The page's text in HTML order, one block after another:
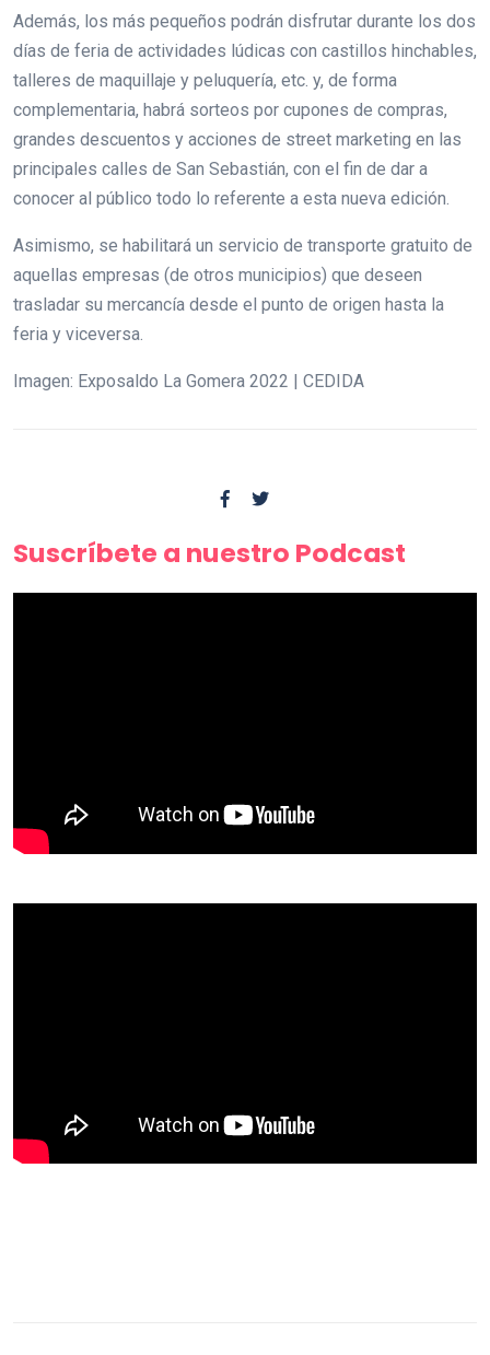
Además, los más pequeños podrán disfrutar durante los dos
días de feria de actividades lúdicas con castillos hinchables,
talleres de maquillaje y peluquería, etc. y, de forma
complementaria, habrá sorteos por cupones de compras,
grandes descuentos y acciones de street marketing en las
principales calles de San Sebastián, con el fin de dar a
conocer al público todo lo referente a esta nueva edición.
Asimismo, se habilitará un servicio de transporte gratuito de
aquellas empresas (de otros municipios) que deseen
trasladar su mercancía desde el punto de origen hasta la
feria y viceversa.
Imagen: Exposaldo La Gomera 2022 | CEDIDA
Suscríbete a nuestro Podcast